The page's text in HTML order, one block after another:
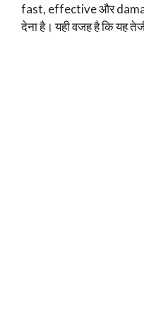
fast, effective और
देना है। यही वजह है कि यह